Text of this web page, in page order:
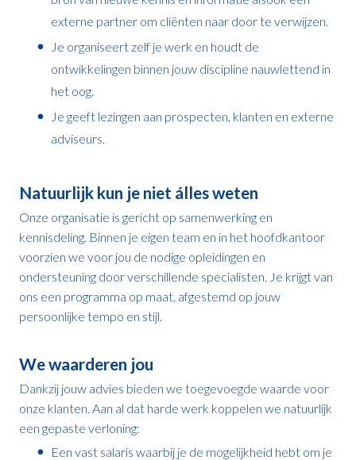
externe partner om cliënten naar door te verwijzen.
Je organiseert zelf je werk en houdt de
ontwikkelingen binnen jouw discipline nauwlettend in
het oog.
Je geeft lezingen aan prospecten, klanten en externe
adviseurs.
Natuurlijk kun je niet álles weten
Onze organisatie is gericht op samenwerking en
kennisdeling. Binnen je eigen team en in het hoofdkantoor
voorzien we voor jou de nodige opleidingen en
ondersteuning door verschillende specialisten. Je krijgt van
ons een programma op maat, afgestemd op jouw
persoonlijke tempo en stijl.
We waarderen jou
Dankzij jouw advies bieden we toegevoegde waarde voor
onze klanten. Aan al dat harde werk koppelen we natuurlijk
een gepaste verloning:
Een vast salaris waarbij je de mogelijkheid hebt om je